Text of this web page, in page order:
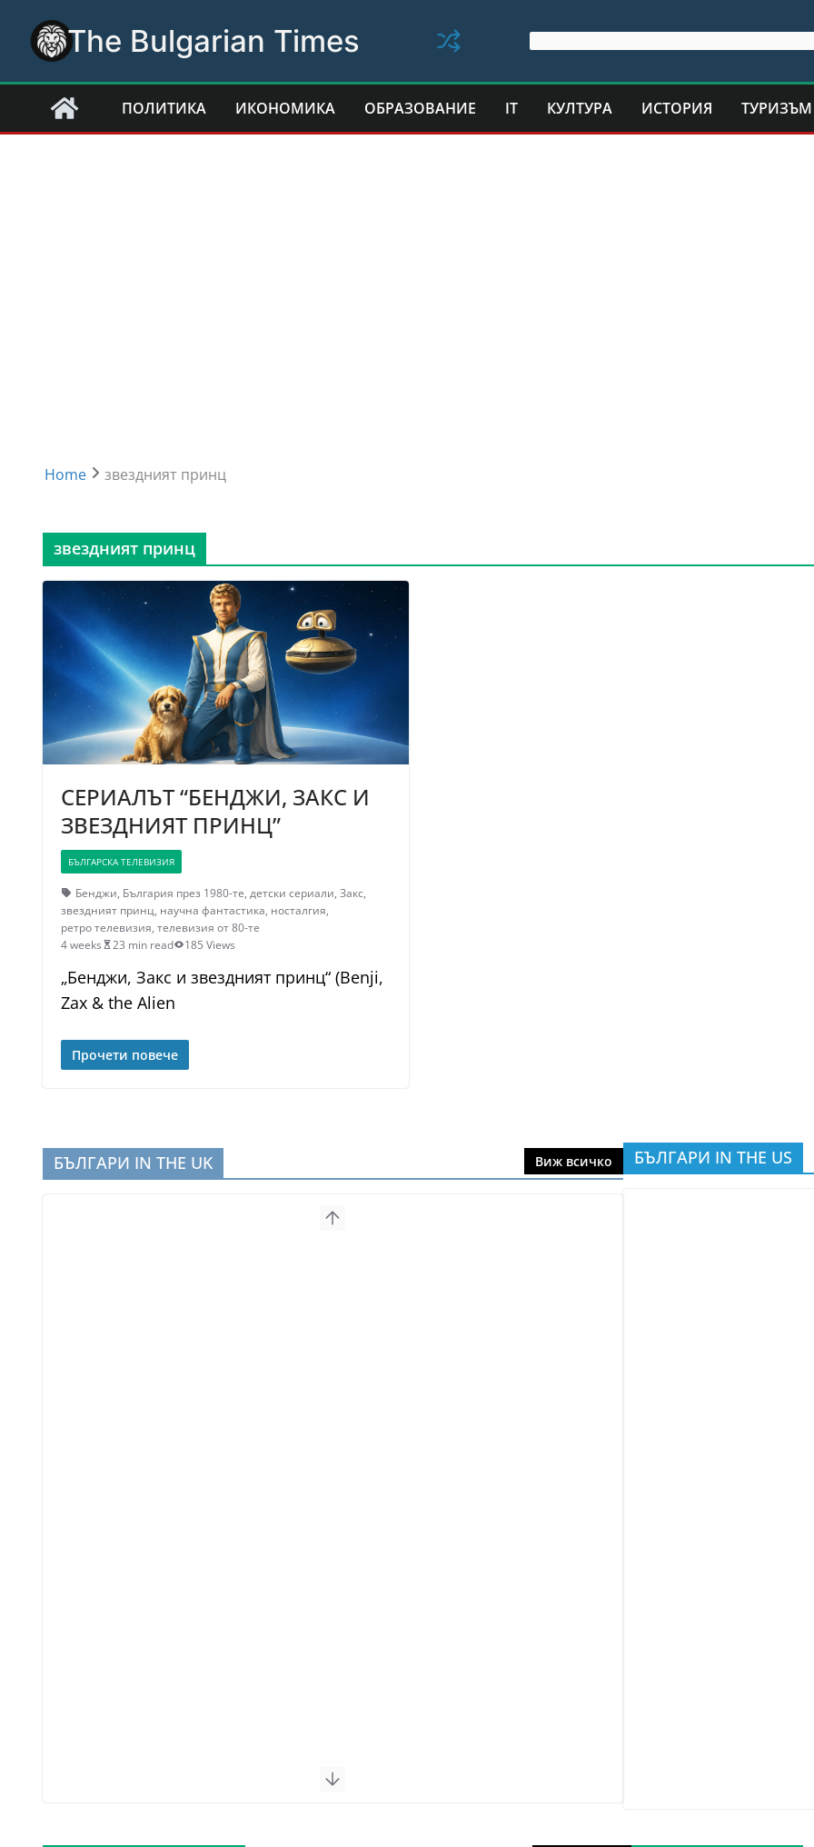
content
The Bulgarian Times
ПОЛИТИКА ИКОНОМИКА ОБРАЗОВАНИЕ IT КУЛТУРА ИСТОРИЯ ТУРИЗЪМ
Home звездният принц
звездният принц
СЕРИАЛЪТ “БЕНДЖИ, ЗАКС И
ЗВЕЗДНИЯТ ПРИНЦ”
БЪЛГАРСКА ТЕЛЕВИЗИЯ
Бенджи, България през 1980-те, детски сериали, Закс,
звездният принц, научна фантастика, носталгия,
ретро телевизия, телевизия от 80-те
4 weeks
23 min read 185 Views
„Бенджи, Закс и звездният принц“ (Benji,
Zax & the Alien
Прочети повече
БЪЛГАРИ IN THE UK Виж всичко БЪЛГАРИ IN THE US